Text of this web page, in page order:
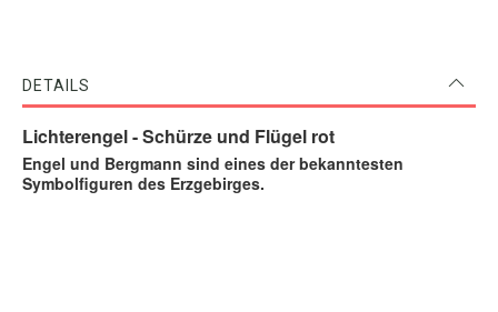
DETAILS
Lichterengel - Schürze und Flügel rot
Engel und Bergmann sind eines der bekanntesten
Symbolfiguren des Erzgebirges.